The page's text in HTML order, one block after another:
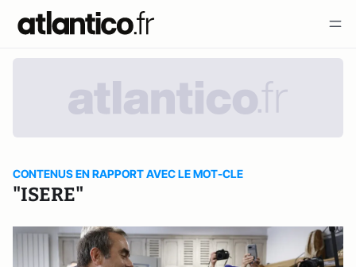
CONTENUS EN RAPPORT AVEC LE MOT-CLE
"ISERE"